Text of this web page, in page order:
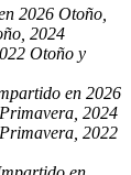
2026 Otoño,
2024
Otoño y
en 2026
2024
2022